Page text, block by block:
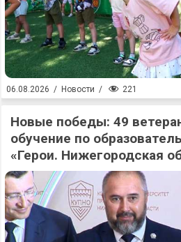
06.08.2026 / Новости / 221
Новые победы: 49
обучение по
«Герои. Нижегородская